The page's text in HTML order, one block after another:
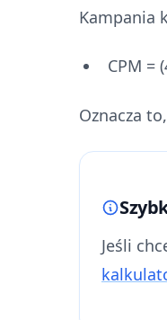
Kampania
CPM =
Oznacza
Jeśli